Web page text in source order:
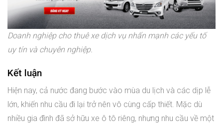
Doanh nghiệp cho thuê xe dịch vụ nhấn mạnh các yếu tố
uy tín và chuyên nghiệp.
Kết luận
Hiện nay, cả nước đang bước vào mùa du lịch và các dịp lễ
lớn, khiến nhu cầu đi lại trở nên vô cùng cấp thiết. Mặc dù
nhiều gia đình đã sở hữu xe ô tô riêng, nhưng nhu cầu về một